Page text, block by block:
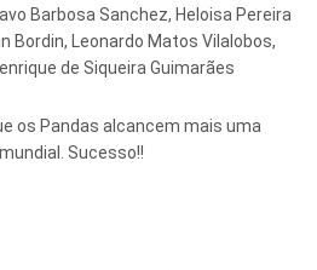
Barbosa Sanchez, Heloisa Pereira
Bordin, Leonardo Matos Vilalobos,
de Siqueira Guimarães
os Pandas alcancem mais uma
Sucesso!!